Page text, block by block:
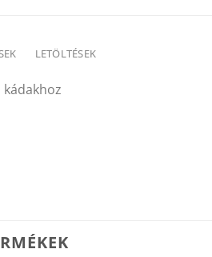
LETÖLTÉSEK